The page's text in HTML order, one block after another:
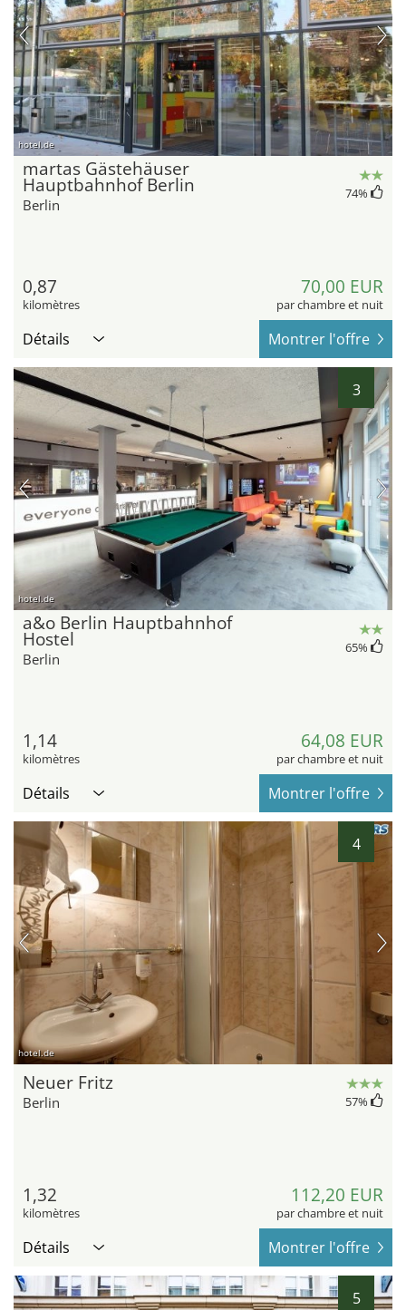
hotel.de
martas Gästehäuser
Hauptbahnhof Berlin
Berlin
74%
0,87
kilomètres
70,00 EUR
par chambre et nuit
Détails Montrer l'offre
3
hotel.de
a&o Berlin Hauptbahnhof
Hostel
Berlin
65%
1,14
kilomètres
64,08 EUR
par chambre et nuit
Détails Montrer l'offre
4
hotel.de
Neuer Fritz
Berlin 57%
1,32
kilomètres
112,20 EUR
par chambre et nuit
Détails Montrer l'offre
5